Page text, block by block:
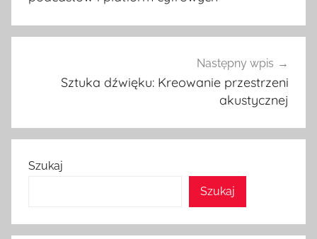
Następny wpis
Sztuka dźwięku: Kreowanie przestrzeni
akustycznej
Szukaj
Szukaj